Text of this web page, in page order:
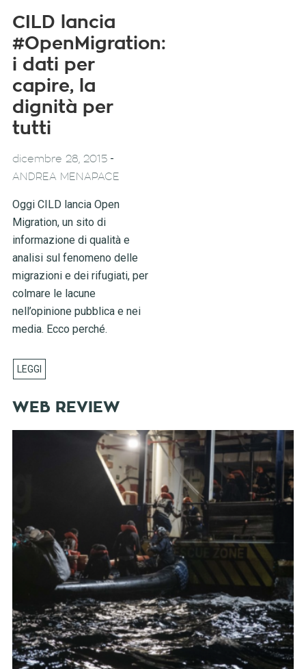
CILD lancia
#OpenMigration:
i dati per
capire, la
dignità per
tutti
dicembre 28, 2015-
ANDREA MENAPACE
Oggi CILD lancia Open
Migration, un sito di
informazione di qualità e
analisi sul fenomeno delle
migrazioni e dei rifugiati, per
colmare le lacune
nell’opinione pubblica e nei
media. Ecco perché.
WEB REVIEW